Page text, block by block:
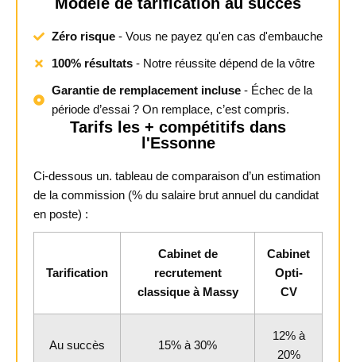
Zéro risque- Vous ne payez qu'en cas d'embauche
100% résultats- Notre réussite dépend de la vôtre
Garantie de remplacement incluse- Échec de la
période d’essai ? On remplace, c’est compris.
Tarifs les + compétitifs dans
l'Essonne
Ci-dessous un. tableau de comparaison d’un estimation
de la commission (% du salaire brut annuel du candidat
en poste) :
Tarification
Cabinet de
recrutement
classique à Massy
Cabinet
Opti-
CV
Au succès 15% à 30%
12% à
20%